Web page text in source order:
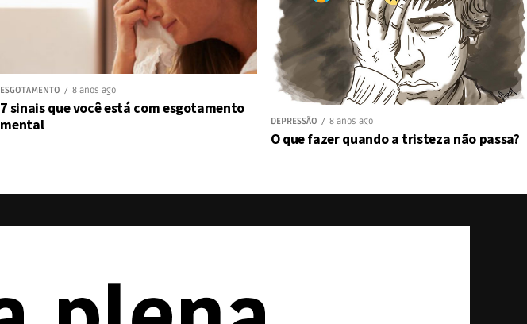
ESGOTAMENTO 8 anos ago
7 sinais que você está com esgotamento
mental
DEPRESSÃO 8 anos ago
O que fazer quando a tristeza não passa?